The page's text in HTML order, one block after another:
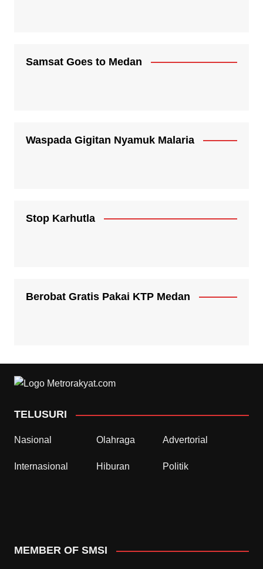
Samsat Goes to Medan
Waspada Gigitan Nyamuk Malaria
Stop Karhutla
Berobat Gratis Pakai KTP Medan
TELUSURI
Nasional Olahraga Advertorial
Internasional Hiburan Politik
MEMBER OF SMSI